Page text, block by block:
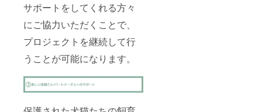
サポートをしてくれる方々
にご協力いただくことで、
プロジェクトを継続して行
うことが可能になります。